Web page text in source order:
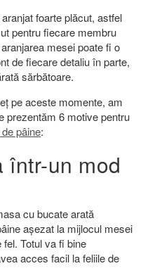
foarte plăcut, astfel
pentru fiecare membru
mesei poate fi o
de fiecare detaliu în parte,
sărbătoare.
pe aceste momente, am
prezentăm 6 motive pentru
pâine:
într-un mod
cu bucate arată
așezat la mijlocul mesei
Totul va fi bine
acces facil la feliile de